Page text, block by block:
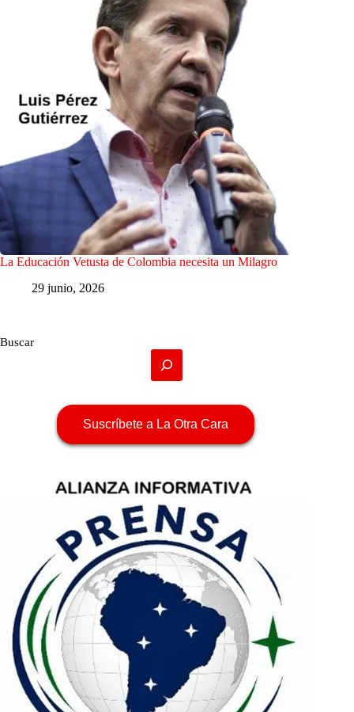
La Educación Vetusta de Colombia necesita un Milagro
29 junio, 2026
Buscar
Suscríbete a La Otra Cara